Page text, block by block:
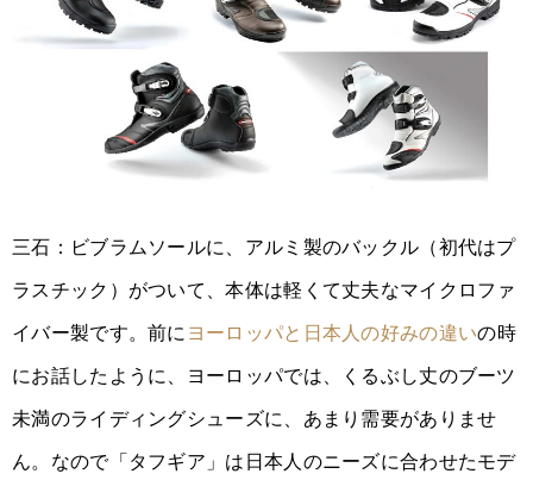
三石：ビブラムソールに、アルミ製のバックル（初代はプ
ラスチック）がついて、本体は軽くて丈夫なマイクロファ
イバー製です。前にヨーロッパと日本人の好みの違いの時
にお話したように、ヨーロッパでは、くるぶし丈のブーツ
未満のライディングシューズに、あまり需要がありませ
ん。なので「タフギア」は日本人のニーズに合わせたモデ